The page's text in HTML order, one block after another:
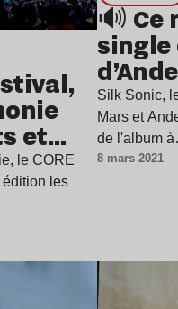
et
le CORE
édition les
🔊 Ce
Mars
Silk Sonic,
Mars et
de l'album
8 mars 2021